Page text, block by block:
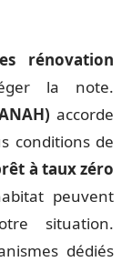
rénovation
la note.
accorde
conditions de
à taux zéro
peuvent
situation.
dédiés